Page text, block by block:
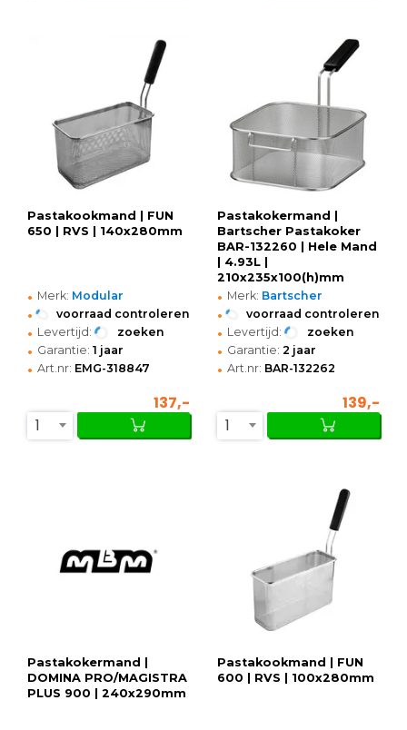
Pastakookmand | FUN
650 | RVS | 140x280mm
• Merk: Modular
• voorraad controleren
• Levertijd: zoeken
• Garantie: 1 jaar
• Art.nr: EMG-318847
137,-
1
Pastakokermand |
Bartscher Pastakoker
BAR-132260 | Hele Mand
| 4.93L |
210x235x100(h)mm
• Merk: Bartscher
• voorraad controleren
• Levertijd: zoeken
• Garantie: 2 jaar
• Art.nr: BAR-132262
139,-
1
Pastakokermand |
DOMINA PRO/MAGISTRA
PLUS 900 | 240x290mm
Pastakookmand | FUN
600 | RVS | 100x280mm